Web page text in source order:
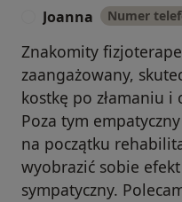
Joanna Numer
Znakomity
zaangażowany,
kostkę po złamaniu
Poza tym
na początku
wyobrazić sobie
sympatyczny.